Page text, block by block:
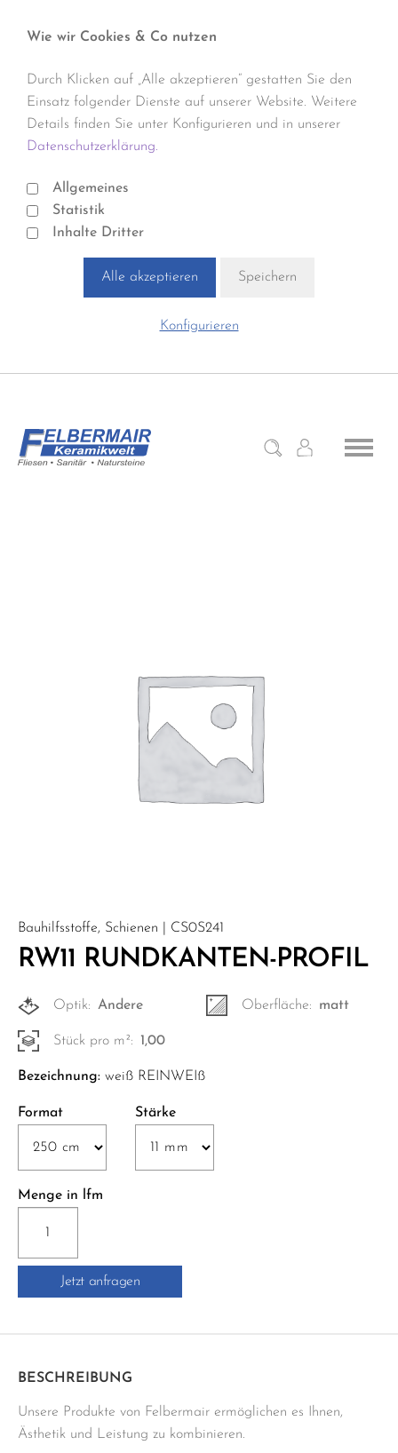
Wie wir Cookies & Co nutzen
Durch Klicken auf „Alle akzeptieren“ gestatten Sie den
Einsatz folgender Dienste auf unserer Website. Weitere
Details finden Sie unter Konfigurieren und in unserer
Datenschutzerklärung.
Allgemeines
Statistik
Inhalte Dritter
Alle akzeptieren Speichern
Konfigurieren
Bauhilfsstoffe, Schienen | CS0S241
RW11 RUNDKANTEN-PROFIL
Optik: Andere Oberfläche: matt
Stück pro m²: 1,00
Bezeichnung: weiß REINWEIß
Format Stärke
Menge in lfm
RUNDKANTEN-
PROFIL
MengeJetzt anfragen
BESCHREIBUNG
Unsere Produkte von Felbermair ermöglichen es Ihnen,
Ästhetik und Leistung zu kombinieren.